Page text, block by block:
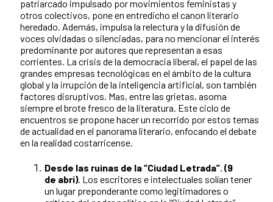
patriarcado impulsado por movimientos feministas y
otros colectivos, pone en entredicho el canon literario
heredado. Además, impulsa la relectura y la difusión de
voces olvidadas o silenciadas, para no mencionar el interés
predominante por autores que representan a esas
corrientes. La crisis de la democracia liberal, el papel de las
grandes empresas tecnológicas en el ámbito de la cultura
global y la irrupción de la inteligencia artificial, son también
factores disruptivos. Mas, entre las grietas, asoma
siempre el brote fresco de la literatura. Este ciclo de
encuentros se propone hacer un recorrido por estos temas
de actualidad en el panorama literario, enfocando el debate
en la realidad costarricense.
Desde las ruinas de la “Ciudad Letrada”. (9
de abri). Los escritores e intelectuales solían tener
un lugar preponderante como legitimadores o